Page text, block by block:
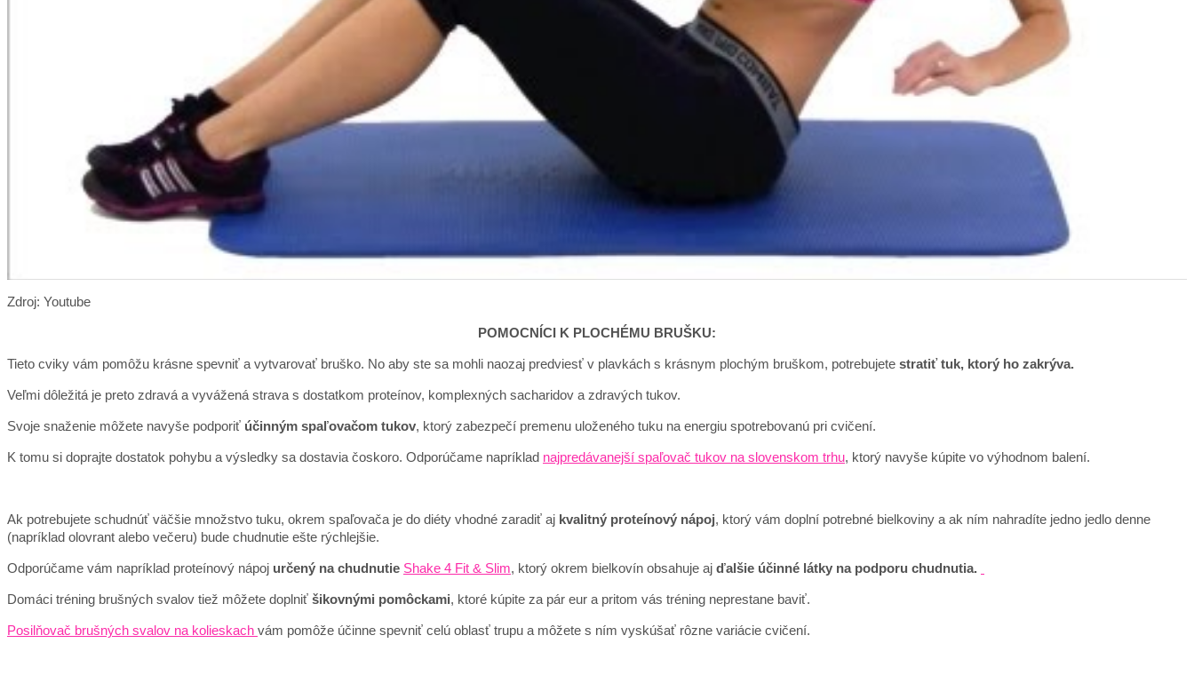
Zdroj: Youtube
POMOCNÍCI K PLOCHÉMU BRUŠKU:
Tieto cviky vám pomôžu krásne spevniť a vytvarovať bruško. No aby ste sa mohli naozaj predviesť v plavkách s krásnym plochým bruškom, potrebujete stratiť tuk, ktorý ho zakrýva.
Veľmi dôležitá je preto zdravá a vyvážená strava s dostatkom proteínov, komplexných sacharidov a zdravých tukov.
Svoje snaženie môžete navyše podporiť účinným spaľovačom tukov, ktorý zabezpečí premenu uloženého tuku na energiu spotrebovanú pri cvičení.
K tomu si doprajte dostatok pohybu a výsledky sa dostavia čoskoro. Odporúčame napríklad najpredávanejší spaľovač tukov na slovenskom trhu, ktorý navyše kúpite vo výhodnom balení.
Ak potrebujete schudnúť väčšie množstvo tuku, okrem spaľovača je do diéty vhodné zaradiť aj kvalitný proteínový nápoj, ktorý vám doplní potrebné bielkoviny a ak ním nahradíte jedno jedlo denne
(napríklad olovrant alebo večeru) bude chudnutie ešte rýchlejšie.
Odporúčame vám napríklad proteínový nápoj určený na chudnutie Shake 4 Fit & Slim, ktorý okrem bielkovín obsahuje aj ďalšie účinné látky na podporu chudnutia.
Domáci tréning brušných svalov tiež môžete doplniť šikovnými pomôckami, ktoré kúpite za pár eur a pritom vás tréning neprestane baviť.
Posilňovač brušných svalov na kolieskach vám pomôže účinne spevniť celú oblasť trupu a môžete s ním vyskúšať rôzne variácie cvičení.